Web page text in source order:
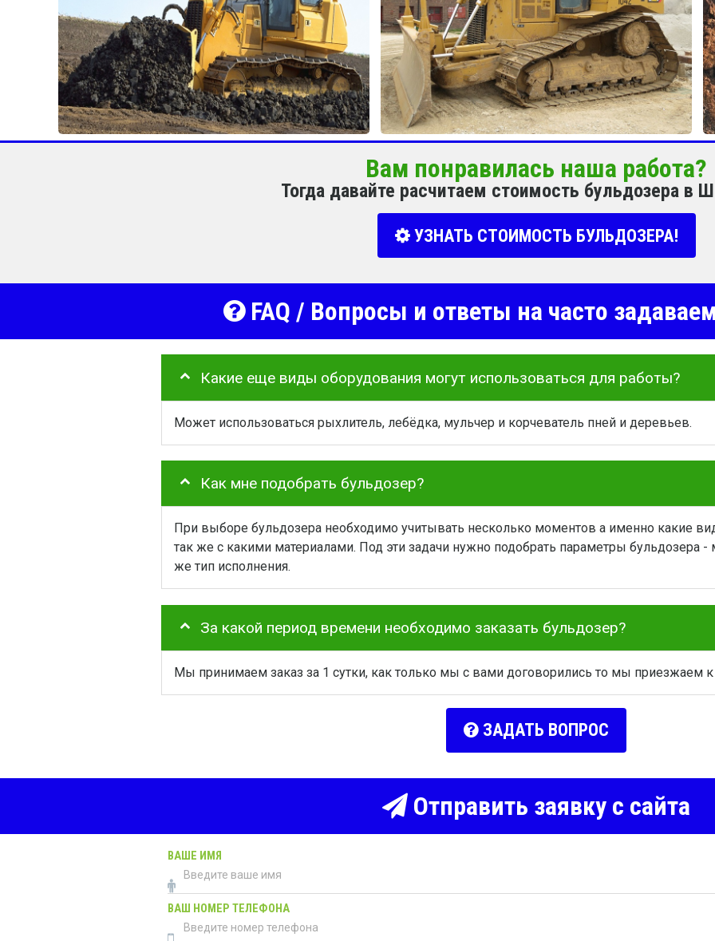
Вам понравилась наша работа?
Тогда давайте расчитаем стоимость бульдозера в
УЗНАТЬ СТОИМОСТЬ БУЛЬДОЗЕРА!
FAQ / Вопросы и ответы на часто
Какие еще виды оборудования могут использоваться для работы?
Может использоваться рыхлитель, лебёдка, мульчер и корчеватель пней и деревьев.
Как мне подобрать бульдозер?
При выборе бульдозера необходимо учитывать несколько моментов а именно какие
так же с какими материалами. Под эти задачи нужно подобрать параметры бульдозера -
же тип исполнения.
За какой период времени необходимо заказать бульдозер?
Мы принимаем заказ за 1 сутки, как только мы с вами договорились то мы приезжаем
ЗАДАТЬ ВОПРОС
Отправить заявку с сайта
ВАШЕ ИМЯ
ВАШ НОМЕР ТЕЛЕФОНА